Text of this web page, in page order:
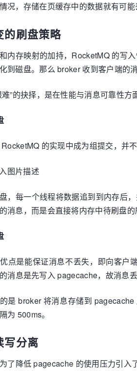
况，存储在页缓存中的数据就有可能
的刷盘策略
内存映射的加持，RocketMQ 的写
到磁盘。那么 broker 收到客户端的
难”的抉择，是在性能与消息可靠性
的实现中成为组提交，并
，每一个线程将数据追到到内存后
消息，而是会直接将内存中待刷盘
点是能保证消息不丢失，即向客户
消息是先写入 pagecache，故消息
是 broker 将消息存储到
为 500ms。
写分离
了降低 pagecache 的使用压力引入